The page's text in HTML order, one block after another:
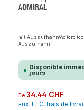
ADMIRAL
mit AuslaufhahnWeitere
Auslaufhahn
Disponible
jours
Prix régulier :
De34.44 CHF
Prix TTC, frais de